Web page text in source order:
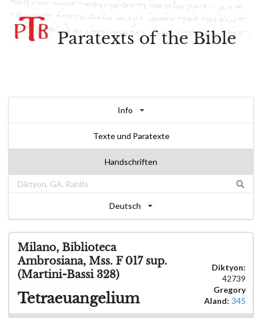
Paratexts of the Bible
Info
Texte und Paratexte
Handschriften
Deutsch
Milano, Biblioteca
Ambrosiana, Mss. F 017 sup.
(Martini-Bassi 328)
Tetraeuangelium
Diktyon:
42739
Gregory
Aland: 345